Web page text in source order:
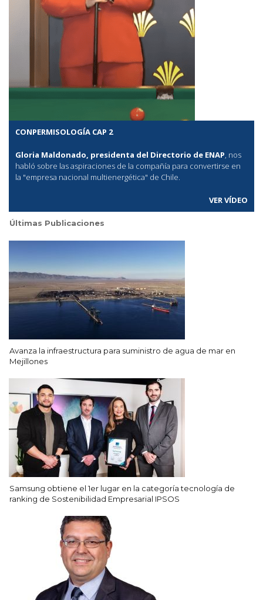
CONPERMISOLOGÍA CAP 2
Gloria Maldonado, presidenta del Directorio de ENAP , nos
habló sobre las aspiraciones de la compañía para convertirse en
la "empresa nacional multienergética" de Chile.
VER VÍDEO
Últimas Publicaciones
Avanza la infraestructura para suministro de agua de mar en
Mejillones
Samsung obtiene el 1er lugar en la categoría tecnología de
ranking de Sostenibilidad Empresarial IPSOS